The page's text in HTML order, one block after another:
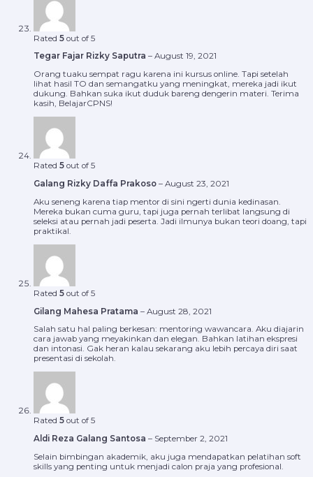
Rated 5 out of 5
Tegar Fajar Rizky Saputra – August 19, 2021
Orang tuaku sempat ragu karena ini kursus online. Tapi setelah
lihat hasil TO dan semangatku yang meningkat, mereka jadi ikut
dukung. Bahkan suka ikut duduk bareng dengerin materi. Terima
kasih, BelajarCPNS!
Rated 5 out of 5
Galang Rizky Daffa Prakoso – August 23, 2021
Aku seneng karena tiap mentor di sini ngerti dunia kedinasan.
Mereka bukan cuma guru, tapi juga pernah terlibat langsung di
seleksi atau pernah jadi peserta. Jadi ilmunya bukan teori doang, tapi
praktikal.
Rated 5 out of 5
Gilang Mahesa Pratama – August 28, 2021
Salah satu hal paling berkesan: mentoring wawancara. Aku diajarin
cara jawab yang meyakinkan dan elegan. Bahkan latihan ekspresi
dan intonasi. Gak heran kalau sekarang aku lebih percaya diri saat
presentasi di sekolah.
Rated 5 out of 5
Aldi Reza Galang Santosa – September 2, 2021
Selain bimbingan akademik, aku juga mendapatkan pelatihan soft
skills yang penting untuk menjadi calon praja yang profesional.